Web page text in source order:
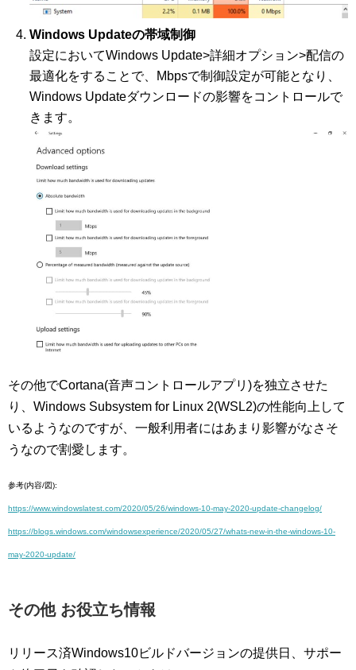
Windows Updateの帯域制御
設定においてWindows Update>詳細オプション>配信の
最適化をすることで、Mbpsで制御設定が可能となり、
Windows Updateダウンロードの影響をコントロールで
きます。
その他でCortana(音声コントロールアプリ)を独立させた
り、Windows Subsystem for Linux 2(WSL2)の性能向上して
いるようなのですが、一般利用者にはあまり影響がなさそ
うなので割愛します。
参考(内容/図):
https://www.windowslatest.com/2020/05/26/windows-10-may-2020-update-changelog/
https://blogs.windows.com/windowsexperience/2020/05/27/whats-new-in-the-windows-10-
may-2020-update/
その他 お役立ち情報
リリース済Windows10ビルドバージョンの提供日、サポー